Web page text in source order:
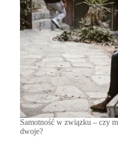
Samotność w związku – czy
dwoje?